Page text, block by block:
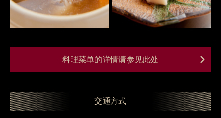
料理菜单的详情请参见此处
交通方式